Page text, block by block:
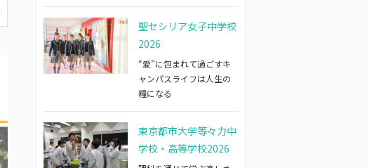
聖セシリア女子中学校
2026
“愛”に包まれて過ごすキ
ャンパスライフは人生の
糧になる
東京都市大学等々力中
学校・高等学校2026